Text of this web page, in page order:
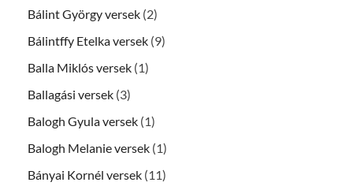
Bálint György versek (2)
Bálintffy Etelka versek (9)
Balla Miklós versek (1)
Ballagási versek (3)
Balogh Gyula versek (1)
Balogh Melanie versek (1)
Bányai Kornél versek (11)